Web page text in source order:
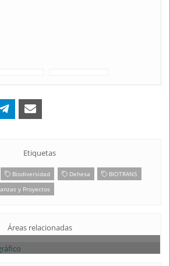
Etiquetas
Biodiversidad Dehesa
BIOTRANS
y Proyectos
Áreas relacionadas